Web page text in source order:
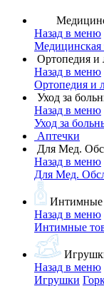
Назад в меню
Медицинская
Ортопедия и
Назад в меню
Ортопедия и
Уход за
Назад в меню
Уход за
Аптечки
Для Мед.
Назад в меню
Для Мед.
Интимные
Назад в меню
Интимные
Назад в меню
Игрушки